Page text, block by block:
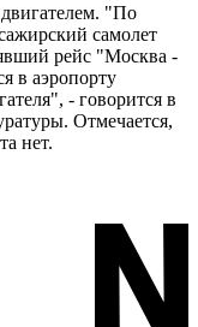
"По
самолет
рейс "Москва -
в аэропорту
- говорится в
Отмечается,
нет.